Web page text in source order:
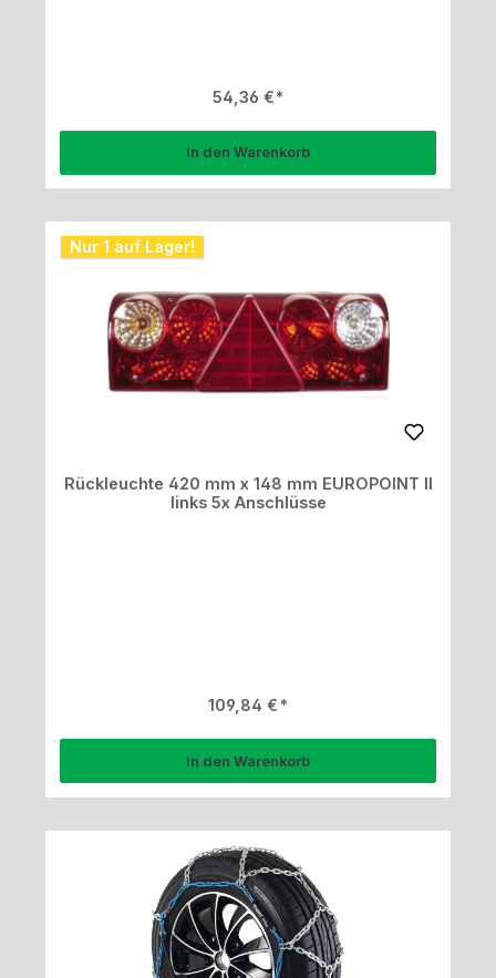
Regulärer Preis:
54,36 €
In den Warenkorb
Nur 1 auf Lager!
Rückleuchte 420 mm x 148 mm EUROPOINT II
links 5x Anschlüsse
Regulärer Preis:
109,84 €
In den Warenkorb